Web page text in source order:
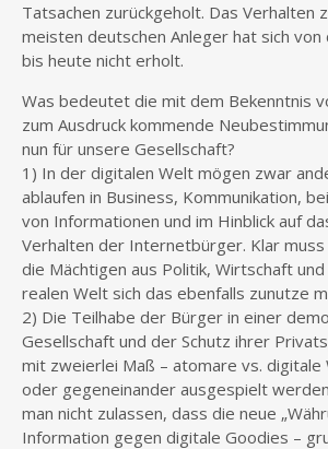
Tatsachen zurückgeholt. Das Verhalten
meisten deutschen Anleger hat sich von
bis heute nicht erholt.
Was bedeutet die mit dem Bekenntnis
zum Ausdruck kommende
nun für unsere Gesellschaft?
1) In der digitalen Welt mögen zwar
ablaufen in Business, Kommunikation,
von Informationen und im Hinblick auf
Verhalten der Internetbürger. Klar
die Mächtigen aus Politik, Wirtschaft
realen Welt sich das ebenfalls zunutze
2) Die Teilhabe der Bürger in einer
Gesellschaft und der Schutz ihrer
mit zweierlei Maß – atomare vs. digitale
oder gegeneinander ausgespielt
man nicht zulassen, dass die neue
Information gegen digitale Goodies –